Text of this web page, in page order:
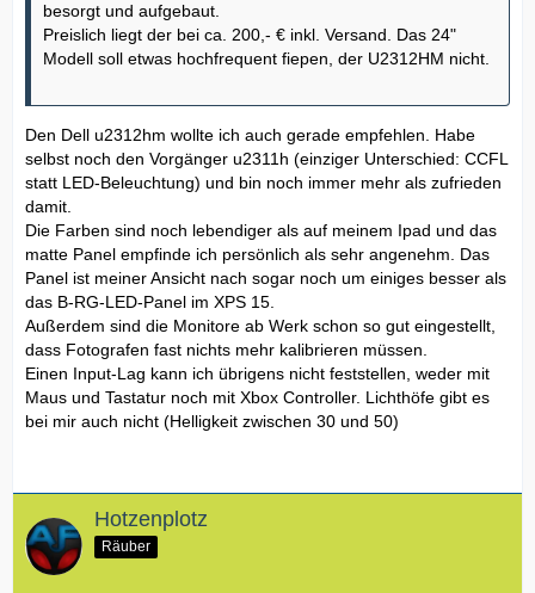
besorgt und aufgebaut.
Preislich liegt der bei ca. 200,- € inkl. Versand. Das 24"
Modell soll etwas hochfrequent fiepen, der U2312HM nicht.
Den Dell u2312hm wollte ich auch gerade empfehlen. Habe
selbst noch den Vorgänger u2311h (einziger Unterschied: CCFL
statt LED-Beleuchtung) und bin noch immer mehr als zufrieden
damit.
Die Farben sind noch lebendiger als auf meinem Ipad und das
matte Panel empfinde ich persönlich als sehr angenehm. Das
Panel ist meiner Ansicht nach sogar noch um einiges besser als
das B-RG-LED-Panel im XPS 15.
Außerdem sind die Monitore ab Werk schon so gut eingestellt,
dass Fotografen fast nichts mehr kalibrieren müssen.
Einen Input-Lag kann ich übrigens nicht feststellen, weder mit
Maus und Tastatur noch mit Xbox Controller. Lichthöfe gibt es
bei mir auch nicht (Helligkeit zwischen 30 und 50)
Hotzenplotz
Räuber